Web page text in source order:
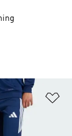
produits